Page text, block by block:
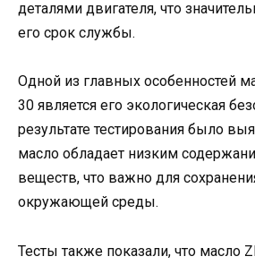
деталями двигателя, что
его срок службы.
Одной из главных особенностей
30 является его экологическая
результате тестирования было
масло обладает низким
веществ, что важно для
окружающей среды.
Тесты также показали, что масло